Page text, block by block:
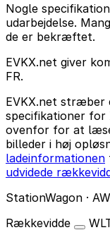
Nogle
udarbejdelse.
de er bekræftet.
EVKX.net giver
FR.
EVKX.net stræber
specifikationer for
ovenfor for at
billeder i høj
ladeinformationen
udvidede
StationWagon ·
Rækkevidde